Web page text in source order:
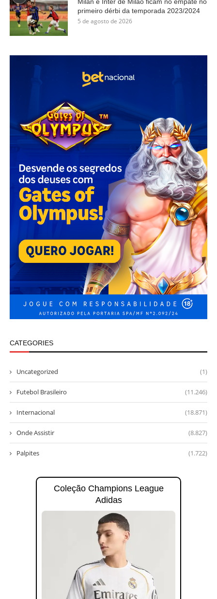
primeiro dérbi da temporada 2023/2024
5 de agosto de 2026
CATEGORIES
Uncategorized (1)
Futebol Brasileiro (11.246)
Internacional (18.871)
Onde Assistir (8.827)
Palpites (1.722)
Coleção Champions League
Adidas